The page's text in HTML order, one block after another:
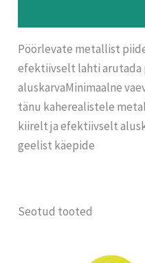
Pöörlevate metallist
efektiivselt lahti arutada
aluskarvaMinimaalne
tänu kaherealistele
kiirelt ja efektiivselt
geelist käepide
Seotud tooted